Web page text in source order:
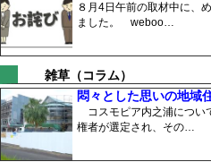
８月4日午前の取材中に、
ました。 weboo…
雑草（コラム）
悶々とした思いの地域
コスモピア内之浦につい
権者が選定され、その…